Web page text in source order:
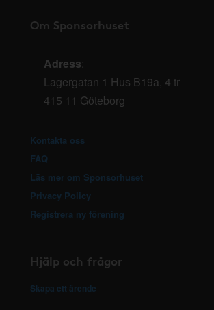
Om Sponsorhuset
Adress:
Lagergatan 1 Hus B19a, 4 tr
415 11 Göteborg
Kontakta oss
FAQ
Läs mer om Sponsorhuset
Privacy Policy
Registrera ny förening
Hjälp och frågor
Skapa ett ärende